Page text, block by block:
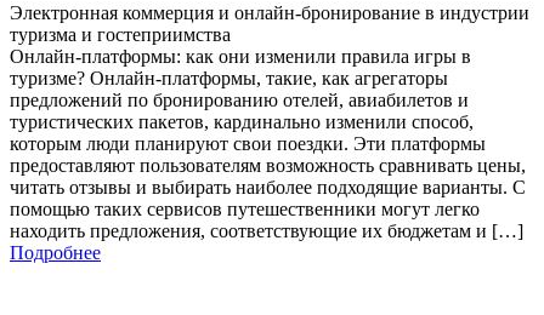
Электронная коммерция и онлайн-бронирование в индустрии
туризма и гостеприимства
Онлайн-платформы: как они изменили правила игры в
туризме? Онлайн-платформы, такие, как агрегаторы
предложений по бронированию отелей, авиабилетов и
туристических пакетов, кардинально изменили способ,
которым люди планируют свои поездки. Эти платформы
предоставляют пользователям возможность сравнивать цены,
читать отзывы и выбирать наиболее подходящие варианты. С
помощью таких сервисов путешественники могут легко
находить предложения, соответствующие их бюджетам и […]
Подробнее